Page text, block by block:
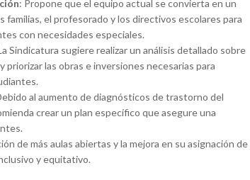
: Propone que el equipo actual se convierta en un
el profesorado y los directivos escolares para
con necesidades especiales.
Sindicatura sugiere realizar un análisis detallado sobre
las obras e inversiones necesarias para
al aumento de diagnósticos de trastorno del
crear un plan específico que asegure una
de más aulas abiertas y la mejora en su asignación de
y equitativo.